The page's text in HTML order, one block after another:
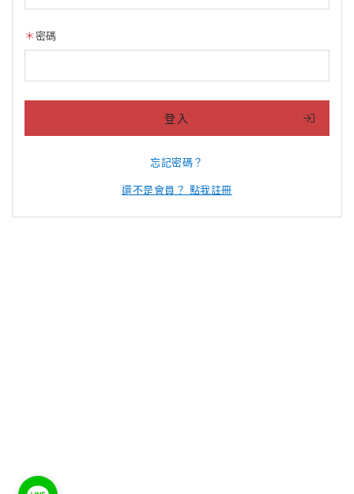
密碼
登入
忘記密碼？
還不是會員？ 點我註冊